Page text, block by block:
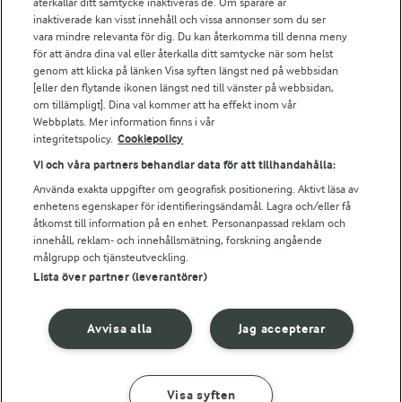
Arla webbshop
Bildbank
Följ oss
© 2026 Arla Foods
Integritetspolicy
inaktiverade kan visst innehåll och vissa annonser som du ser
vara mindre relevanta för dig. Du kan återkomma till denna meny
för att ändra dina val eller återkalla ditt samtycke när som helst
genom att klicka på länken Visa syften längst ned på webbsidan
[eller den flytande ikonen längst ned till vänster på webbsidan,
om tillämpligt]. Dina val kommer att ha effekt inom vår
Webbplats. Mer information finns i vår
integritetspolicy. Cookiepolicy
Vi och våra partners behandlar data för att tillhandahålla:
Använda exakta uppgifter om geografisk positionering. Aktivt läsa av
enhetens egenskaper för identifieringsändamål. Lagra och/eller få
åtkomst till information på en enhet. Personanpassad reklam och
innehåll, reklam- och innehållsmätning, forskning angående
målgrupp och tjänsteutveckling.
Lista över partner (leverantörer)
Jag accepterar
Avvisa alla
Visa syften